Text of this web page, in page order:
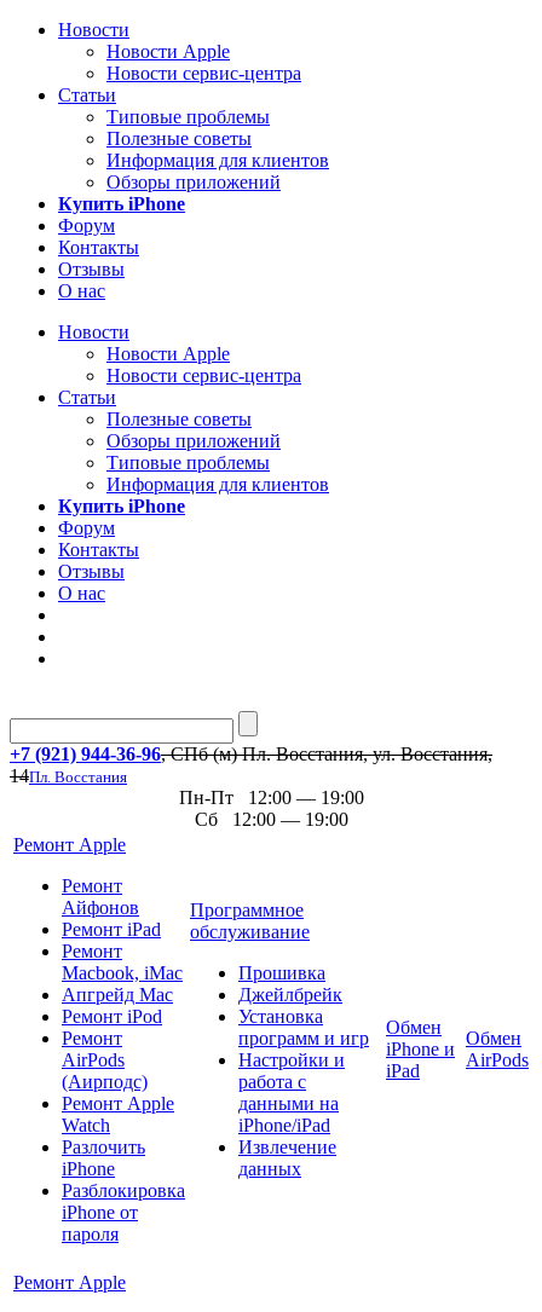
Новости
Новости Apple
Новости сервис-центра
Статьи
Типовые проблемы
Полезные советы
Информация для клиентов
Обзоры приложений
Купить iPhone
Форум
Контакты
Отзывы
О нас
Новости
Новости Apple
Новости сервис-центра
Статьи
Полезные советы
Обзоры приложений
Типовые проблемы
Информация для клиентов
Купить iPhone
Форум
Контакты
Отзывы
О нас
+7 (921) 944-36-96, СПб (м) Пл. Восстания, ул. Восстания,
14Пл. Восстания
Пн-Пт 12:00 — 19:00
Сб 12:00 — 19:00
Ремонт Apple
Ремонт
Айфонов
Ремонт iPad
Ремонт
Macbook, iMac
Апгрейд Mac
Ремонт iPod
Ремонт
AirPods
(Аирподс)
Ремонт Apple
Watch
Разлочить
iPhone
Разблокировка
iPhone от
пароля
Программное
обслуживание
Прошивка
Джейлбрейк
Установка
программ и игр
Настройки и
работа с
данными на
iPhone/iPad
Извлечение
данных
Обмен
iPhone и
iPad
Обмен
AirPods
Ремонт Apple